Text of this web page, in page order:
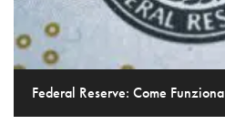
Federal Reserve: Come